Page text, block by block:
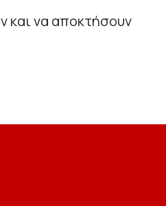
και να αποκτήσουν